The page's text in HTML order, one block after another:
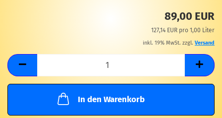
89,00 EUR
127,14 EUR pro 1,00 Liter
inkl. 19% MwSt. zzgl. Versand
In den Warenkorb